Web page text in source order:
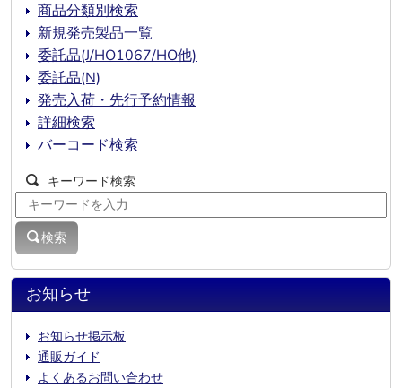
お知らせ
お知らせ掲示板
通販ガイド
よくあるお問い合わせ
商品分類別検索
新規発売製品一覧
委託品(J/HO1067/HO他)
委託品(N)
発売入荷・先行予約情報
詳細検索
バーコード検索
キーワード検索
検索